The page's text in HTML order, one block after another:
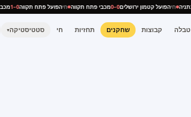
נתניה חיהפועל קטמון ירושלים0–0 מכבי פתח תקווה חיהפועל פתח תקווה0–1
טבלה קבוצות שחקנים תחזיות חי סטטיסטיקה▾